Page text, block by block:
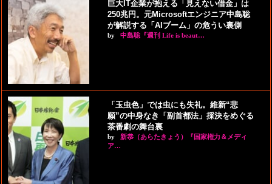
巨大IT企業が抱える「見えない借金」は
250兆円。元Microsoftエンジニア中島聡
が解説する「AIブーム」の危うい裏側
by 中島聡『週刊 Life is beaut…
「玉虫色」では虫にも失礼。維新“悲
願”の中身なき「副首都法」採決をめぐる
茶番劇の舞台裏
by
新恭（あらたきょう）『国家権力＆メディ
ア…